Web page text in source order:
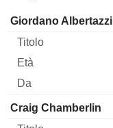
Manager Titolo Età
Giordano Albertazzi
Craig Chamberlin